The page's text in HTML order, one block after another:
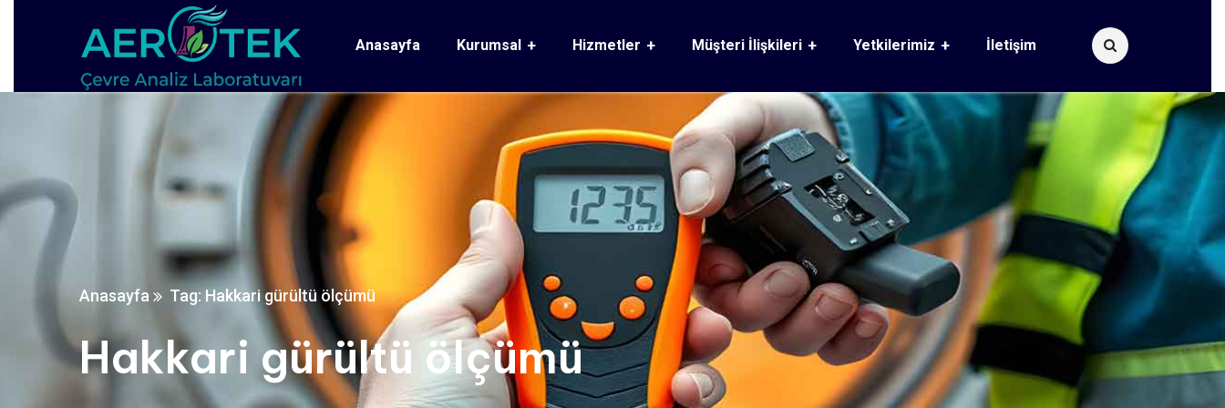
Anasayfa Kurumsal Hizmetler Müşteri İlişkileri Yetkilerimiz İletişim
Anasayfa Tag: Hakkari gürültü ölçümü
Hakkari gürültü ölçümü